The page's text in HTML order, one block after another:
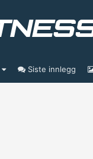
Siste innlegg